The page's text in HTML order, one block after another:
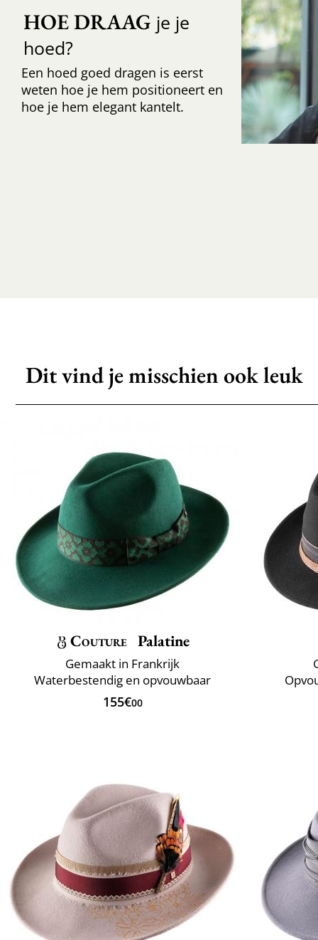
HOE DRAAG je je
hoed?
Een hoed goed dragen is eerst
weten hoe je hem positioneert en
hoe je hem elegant kantelt.
Dit vind je misschien ook leuk
Couture Palatine
Gemaakt in Frankrijk
Waterbestendig en opvouwbaar
155€00